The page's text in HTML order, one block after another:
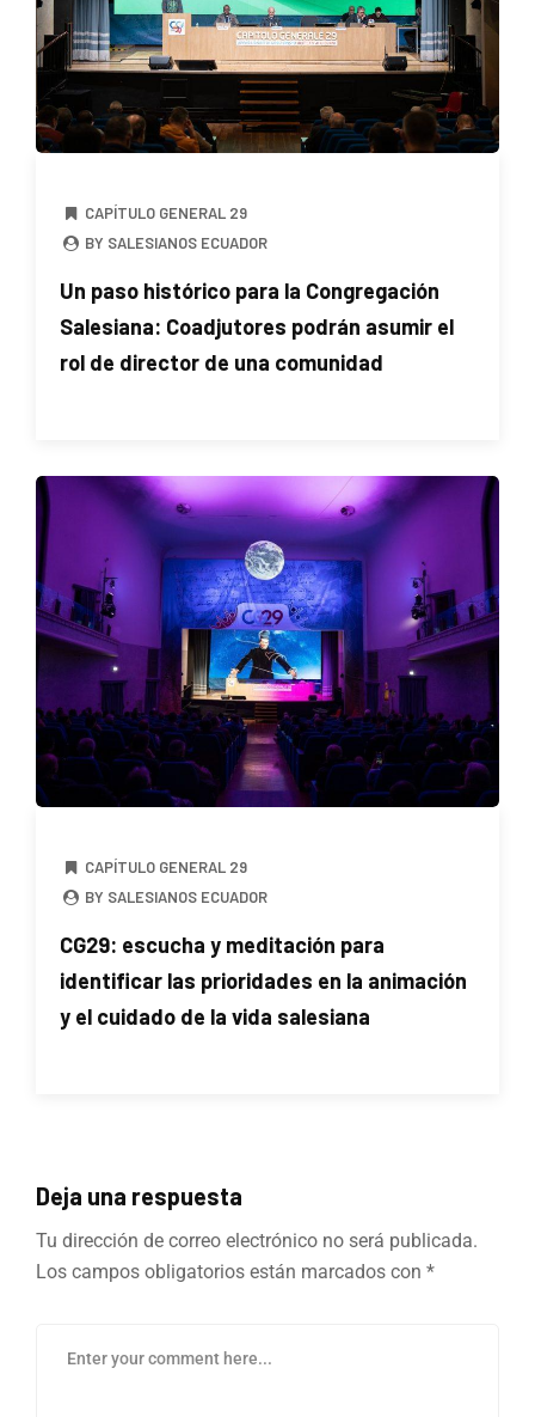
CAPÍTULO GENERAL 29
BY SALESIANOS ECUADOR
Un paso histórico para la Congregación
Salesiana: Coadjutores podrán asumir el
rol de director de una comunidad
CAPÍTULO GENERAL 29
BY SALESIANOS ECUADOR
CG29: escucha y meditación para
identificar las prioridades en la animación
y el cuidado de la vida salesiana
Deja una respuesta
Tu dirección de correo electrónico no será publicada.
Los campos obligatorios están marcados con *